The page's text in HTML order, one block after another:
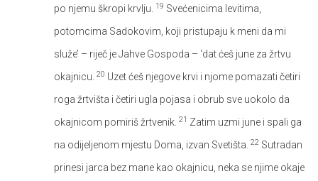
po njemu škropi krvlju.
19 Svećenicima levitima,
potomcima Sadokovim, koji pristupaju k meni da mi
služe’ – riječ je Jahve Gospoda – ‘dat ćeš june za žrtvu
okajnicu. 20 Uzet ćeš njegove krvi i njome pomazati četiri
roga žrtvišta i četiri ugla pojasa i obrub sve uokolo da
okajnicom pomiriš žrtvenik. 21 Zatim uzmi june i spali ga
na odijeljenom mjestu Doma, izvan Svetišta. 22 Sutradan
prinesi jarca bez mane kao okajnicu, neka se njime okaje